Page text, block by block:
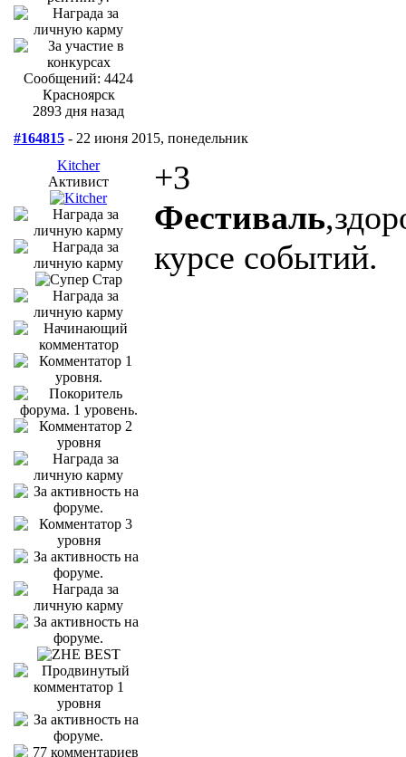
Сообщений: 4424
Красноярск
2893 дня назад
#164815 - 22 июня 2015, понедельник
Kitcher
Активист
+3
Фестиваль
курсе событий.